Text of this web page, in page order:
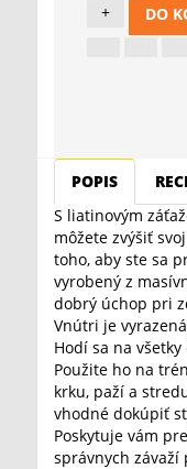
DO
POPIS
S liatinovým
môžete zvýšiť
toho, aby ste sa
vyrobený z
dobrý úchop pri
Vnútri je
Hodí sa na
Použite ho na
krku, paží a
vhodné dokúpiť
Poskytuje vám
správnych závaží